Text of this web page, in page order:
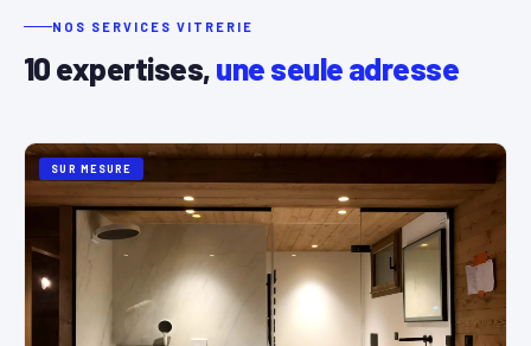
NOS SERVICES VITRERIE
10 expertises,une seule adresse
SUR MESURE